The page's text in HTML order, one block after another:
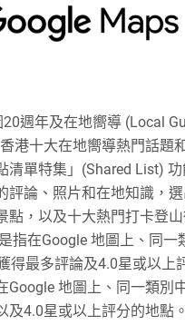
週年及在地嚮導 (Local
港十大在地嚮導熱門話題
清單特集」(Shared List)
評論、照片和在地知識，
點，以及十大熱門打卡登
指在Google 地圖上、同一
得最多評論及4.0星或以上
Google 地圖上、同一類別
及4.0星或以上評分的地點。